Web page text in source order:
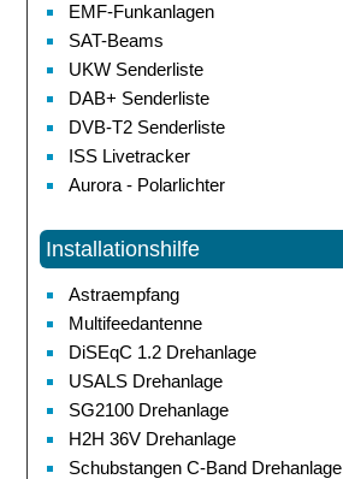
EMF-Funkanlagen
SAT-Beams
UKW Senderliste
DAB+ Senderliste
DVB-T2 Senderliste
ISS Livetracker
Aurora - Polarlichter
Installationshilfe
Astraempfang
Multifeedantenne
DiSEqC 1.2 Drehanlage
USALS Drehanlage
SG2100 Drehanlage
H2H 36V Drehanlage
Schubstangen C-Band Drehanlage